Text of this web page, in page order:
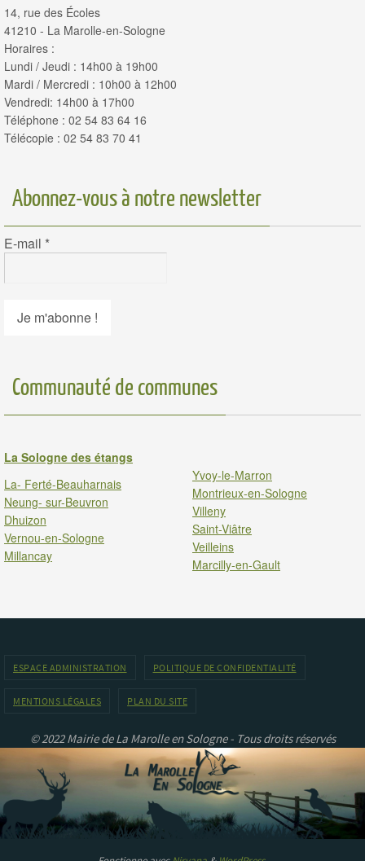
14, rue des Écoles
41210 - La Marolle-en-Sologne
Horaires :
Lundi / Jeudi : 14h00 à 19h00
Mardi / Mercredi : 10h00 à 12h00
Vendredi: 14h00 à 17h00
Téléphone : 02 54 83 64 16
Télécopie : 02 54 83 70 41
Abonnez-vous à notre newsletter
E-mail *
Communauté de communes
La Sologne des étangs
La- Ferté-Beauharnais
Neung- sur-Beuvron
Dhuizon
Vernou-en-Sologne
Millancay
Yvoy-le-Marron
Montrieux-en-Sologne
Villeny
Saint-Viâtre
Veilleins
Marcilly-en-Gault
ESPACE ADMINISTRATION POLITIQUE DE CONFIDENTIALITÉ
MENTIONS LÉGALES PLAN DU SITE
© 2022 Mairie de La Marolle en Sologne - Tous droits réservés